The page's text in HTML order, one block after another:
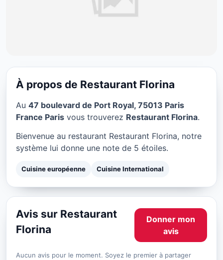
Restaurant Florina à Paris
À propos de Restaurant Florina
Au 47 boulevard de Port Royal, 75013 Paris
France Paris vous trouverez Restaurant Florina.
Bienvenue au restaurant Restaurant Florina, notre
système lui donne une note de 5 étoiles.
Cuisine européenne Cuisine International
Avis sur Restaurant
Florina
Donner mon
avis
Aucun avis pour le moment. Soyez le premier à partager